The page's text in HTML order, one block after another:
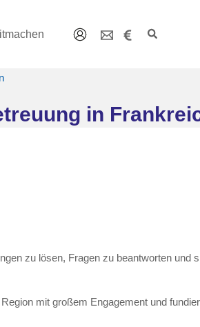
in
zu lösen, Fragen zu beantworten und
mit großem Engagement und